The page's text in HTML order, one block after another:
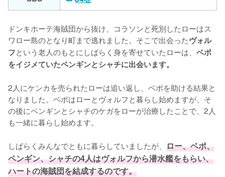
ドンキホーテ海賊団から抜け、コラソンと死別したローはス
ワロー島のとなり町まで逃れました。そこで出会ったヴォル
フという老人のもとにしばらく身を寄せていたローは、 ベポ
をイジメていたペンギンとシャチに出会います。
2人にケンカを売られたローは追い返し、ベポを助ける結果と
なりました。ベポはローとヴォルフと暮らし始めますが、そ
の後にペンギンとシャチのケガをローが治療したことで、2人
も一緒に暮らし始めます。
しばらくみんなでともに暮らしていましたが、 ロー、ベポ、
ペンギン、シャチの4人はヴォルフから潜水艦をもらい、
ハートの海賊団を結成するのです。